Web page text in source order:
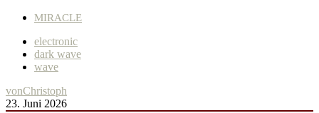
MIRACLE
electronic
dark wave
wave
vonChristoph
23. Juni 2026